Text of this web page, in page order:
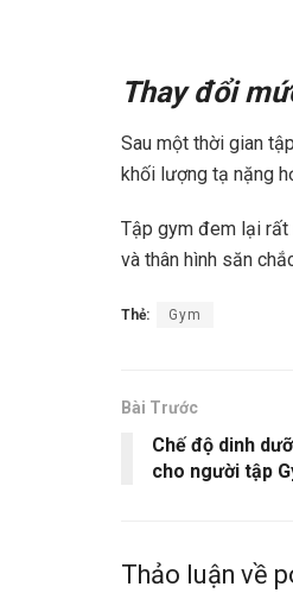
Thay đổi
Sau một thời gian
khối lượng tạ nặng
Tập gym đem lại rất
và thân hình săn
Thẻ: Gym
Bài Trước
Chế độ dinh
cho người tập
Thảo luận về